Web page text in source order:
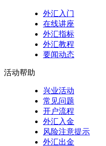
外汇入门
在线讲座
外汇指标
外汇教程
要闻动态
活动帮助
兴业活动
常见问题
开户流程
外汇入金
风险注意提示
外汇出金